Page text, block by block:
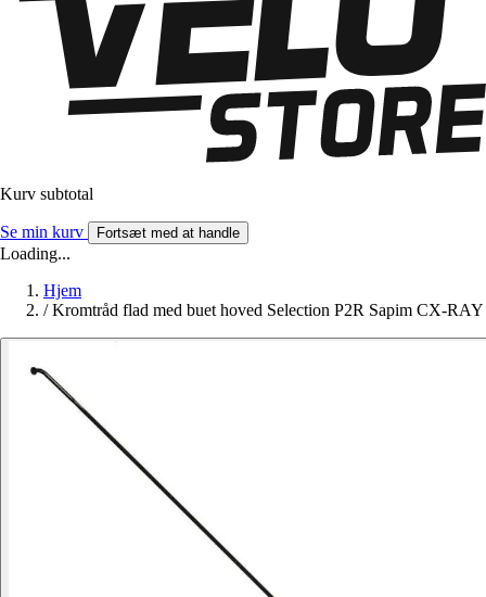
Kurv subtotal
Se min kurv Fortsæt med at handle
Loading...
Hjem
/ Kromtråd flad med buet hoved Selection P2R Sapim CX-RAY